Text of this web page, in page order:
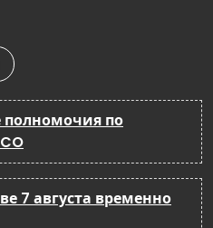
полномочия по
7 августа временно